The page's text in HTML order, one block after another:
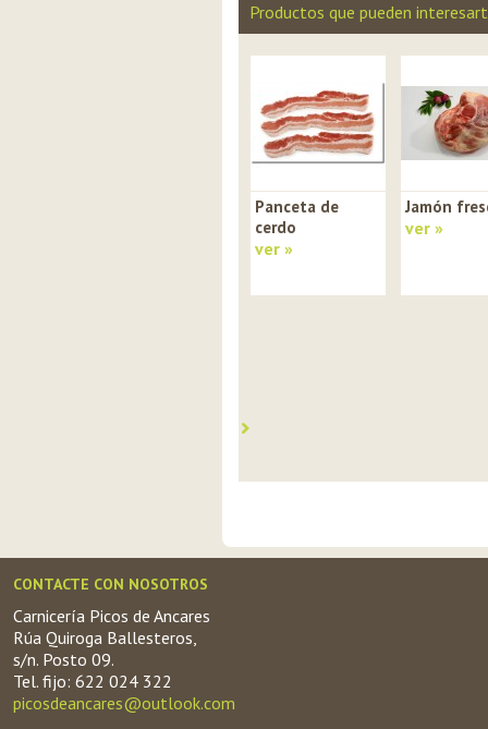
Productos que pueden
Panceta de
cerdo
ver »
Jamón
ver »
CONTACTE CON NOSOTROS
Carnicería Picos de Ancares
Rúa Quiroga Ballesteros,
s/n. Posto 09.
Tel. fijo: 622 024 322
picosdeancares@outlook.com